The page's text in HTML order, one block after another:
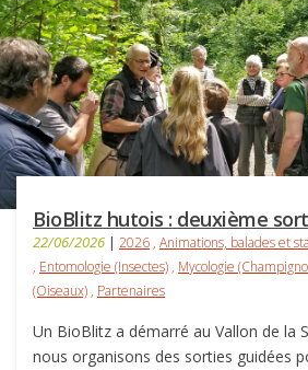
BioBlitz hutois : deuxième
22/06/2026 | 2026 , Animations, balades et
, Entomologie (Insectes) , Mycologie
(Oiseaux) , Partenaires
Un BioBlitz a démarré au Vallon de la
nous organisons des sorties guidées